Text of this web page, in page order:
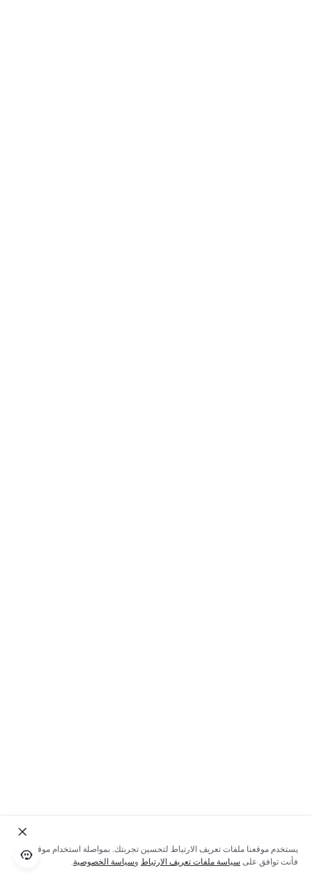
يستخدم موقعنا ملفات تعريف الارتباط لتحسين تجربتك. بمواصلة استخدام موقعنا؛
فأنت توافق على سياسة ملفات تعريف الارتباط وسياسة الخصوصية.